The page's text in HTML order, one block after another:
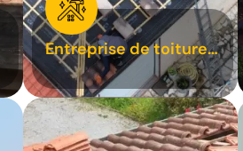
Entreprise de toiture
31